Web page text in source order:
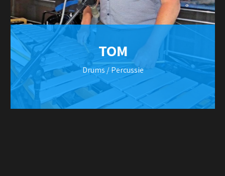
TOM
Drums / Percussie